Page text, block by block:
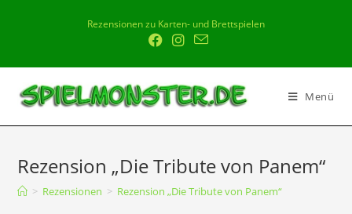
Rezensionen zu Karten- und Brettspielen
Menü
Rezension „Die Tribute von Panem“
> Rezensionen > Rezension „Die Tribute von Panem“